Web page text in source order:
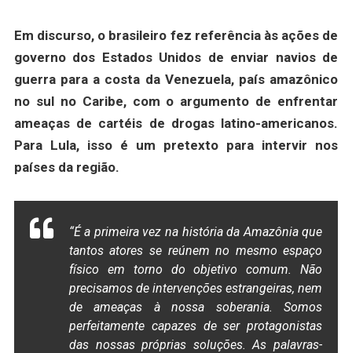
Em discurso, o brasileiro fez referência às ações de
governo dos Estados Unidos de enviar navios de
guerra para a costa da Venezuela, país amazônico
no sul no Caribe, com o argumento de enfrentar
ameaças de cartéis de drogas latino-americanos.
Para Lula, isso é um pretexto para intervir nos
países da região.
“É a primeira vez na história da Amazônia que
tantos atores se reúnem no mesmo espaço
físico em torno do objetivo comum. Não
precisamos de intervenções estrangeiras, nem
de ameaças à nossa soberania. Somos
perfeitamente capazes de ser protagonistas
das nossas próprias soluções. As palavras-